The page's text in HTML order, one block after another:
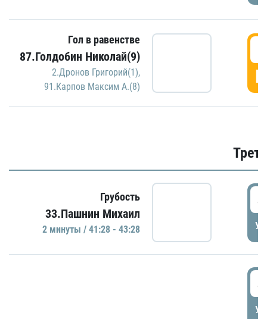
Гол в равенстве
87.Голдобин Николай(9)
2.Дронов Григорий(1),
91.Карпов Максим А.(8)
Грубость
33.Пашнин Михаил
2 минуты / 41:28 - 43:28